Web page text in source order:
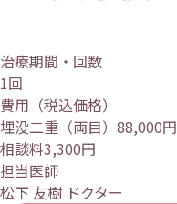
治療期間・回数
1回
費用（税込価格）
埋没二重（両目）88,000円
相談料3,300円
担当医師
松下 友樹 ドクター